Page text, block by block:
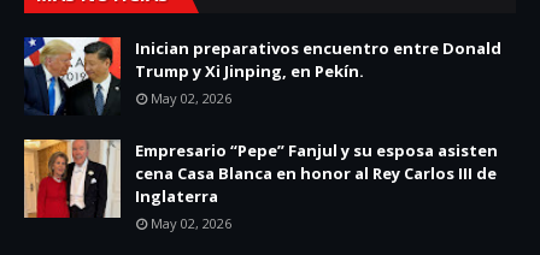
Inician preparativos encuentro entre Donald
Trump y Xi Jinping, en Pekín.
May 02, 2026
Empresario “Pepe” Fanjul y su esposa asisten
cena Casa Blanca en honor al Rey Carlos III de
Inglaterra
May 02, 2026